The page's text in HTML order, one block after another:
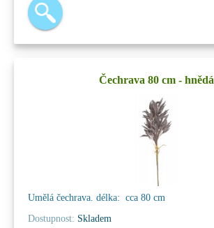
Čechrava 80 cm - hnědá
Umělá čechrava. délka: cca 80 cm
Dostupnost: Skladem